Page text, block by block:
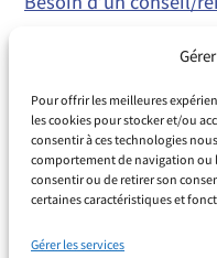
Pour offrir les meilleures
les cookies pour stocker et/ou
consentir à ces technologies
comportement de navigation ou
consentir ou de retirer son
certaines caractéristiques et
Gérer les services